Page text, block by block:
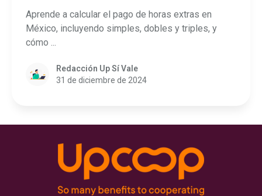
Aprende a calcular el pago de horas extras en
México, incluyendo simples, dobles y triples, y
cómo ...
Redacción Up Sí Vale
31 de diciembre de 2024